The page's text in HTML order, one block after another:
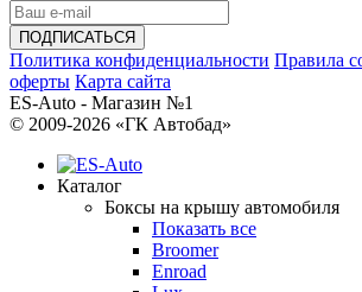
Политика конфиденциальности Правила
оферты Карта сайта
ES-Auto - Магазин №1
© 2009-2026 «ГК Автобад»
Каталог
Боксы на крышу автомобиля
Показать все
Broomer
Enroad